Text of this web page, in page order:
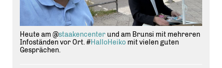
Heute am @staakencenter und am Brunsi mit mehreren
Infoständen vor Ort. #HalloHeiko mit vielen guten
Gesprächen.